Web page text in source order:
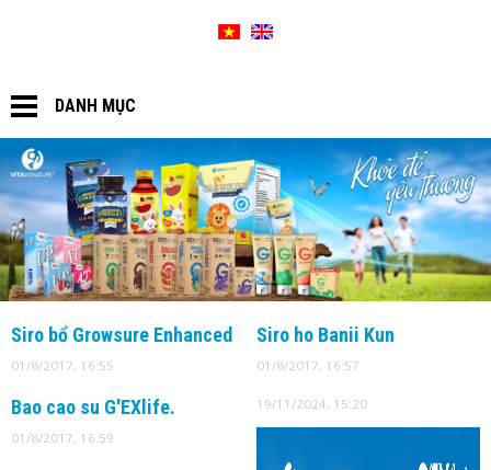
DANH MỤC
Siro bổ Growsure Enhanced
01/8/2017, 16:55
Siro ho Banii Kun
01/8/2017, 16:57
Bao cao su G'EXlife.
01/8/2017, 16:59
19/11/2024, 15:20